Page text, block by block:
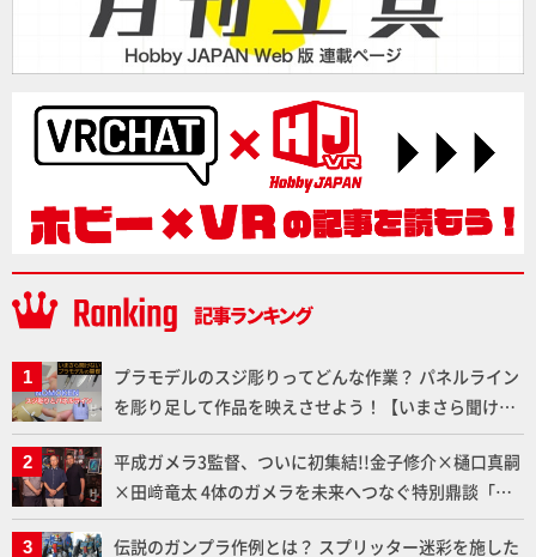
プラモデルのスジ彫りってどんな作業？ パネルライン
を彫り足して作品を映えさせよう！【いまさら聞けな
いプラモデルの基礎：スジ彫りとパネルライン】
平成ガメラ3監督、ついに初集結!!金子修介×樋口真嗣
×田﨑竜太 4体のガメラを未来へつなぐ特別鼎談「ガ
メラ永久保存化プロジェクト FINAL」
伝説のガンプラ作例とは？ スプリッター迷彩を施した